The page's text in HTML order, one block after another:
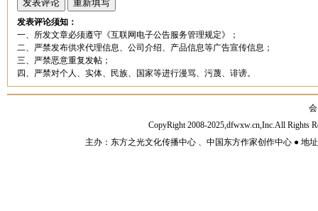
发表评论须知：
一、所发文章必须遵守《互联网电子公告服务管理规定》；
二、严禁发布供求代理信息、公司介绍、产品信息等广告宣传信息；
三、严禁恶意重复发帖；
四、严禁对个人、实体、民族、国家等进行漫骂、污蔑、诽谤。
CopyRight 2008-2025,dfwxw.cn,Inc.All Rights
主办：东方之光文化传播中心 、中国东方作家创作中心 ● 地